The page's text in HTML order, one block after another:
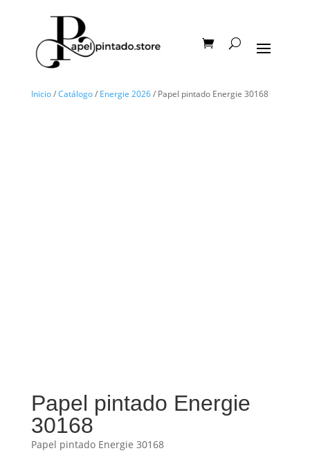
Inicio/Catálogo/ Energie 2026/ Papel pintado Energie 30168
Papel pintado Energie
30168
Papel pintado Energie 30168